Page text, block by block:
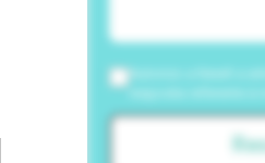
Autorizo a NewIt a